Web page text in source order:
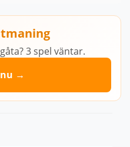
3 spel väntar.
→